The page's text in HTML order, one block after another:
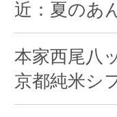
近：夏のあ
本家西尾八
京都純米シ